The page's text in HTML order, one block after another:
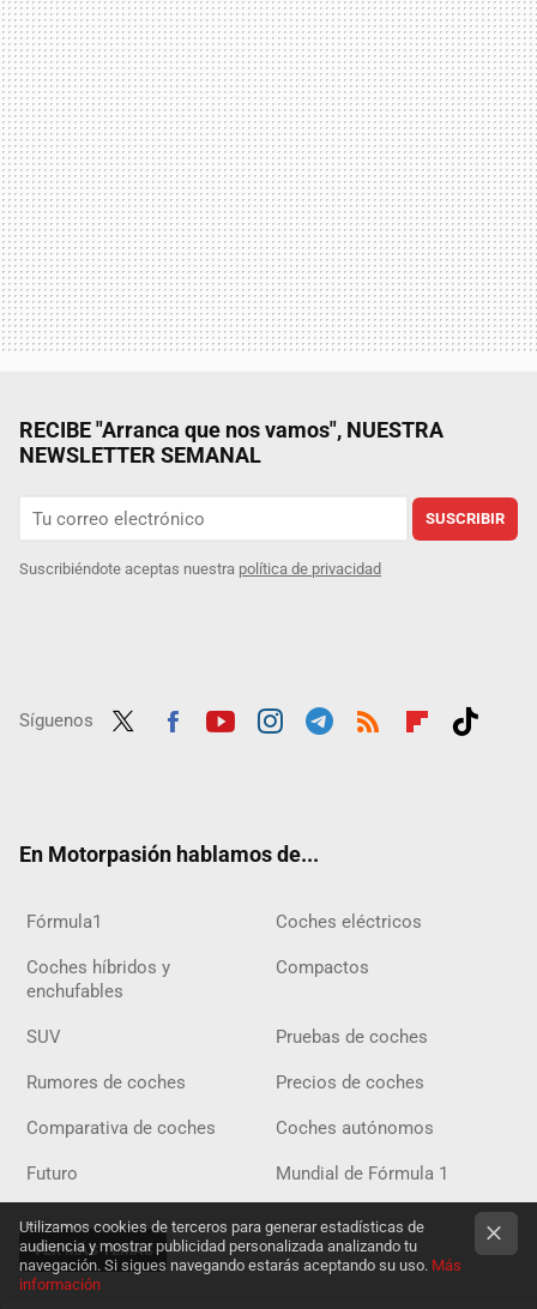
RECIBE "Arranca que nos vamos", NUESTRA
NEWSLETTER SEMANAL
SUSCRIBIR
Suscribiéndote aceptas nuestra política de privacidad
Síguenos
En Motorpasión hablamos de...
Fórmula1 Coches eléctricos
Coches híbridos y
enchufables
Compactos
SUV Pruebas de coches
Rumores de coches Precios de coches
Comparativa de coches Coches autónomos
Futuro Mundial de Fórmula 1
VER MÁS TEMAS
Utilizamos cookies de terceros para generar estadísticas de
audiencia y mostrar publicidad personalizada analizando tu
navegación. Si sigues navegando estarás aceptando su uso. Más
información